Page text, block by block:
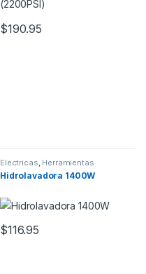
$190.95
Electricas, Herramientas
Hidrolavadora 1400W
$116.95